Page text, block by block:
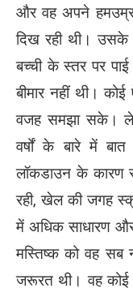
और वह अपने हमउम्र
दिख रही थी।
बच्ची के स्तर पर
बीमार नहीं थी। कोई
वजह समझा सके।
वर्षों के बारे में
लॉकडाउन के कारण
रही, खेल की जगह
में अधिक साधारण
मस्तिष्क को वह सब
जरूरत थी। वह कोई